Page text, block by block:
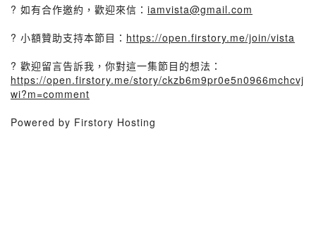
? 如有合作邀約，歡迎來信： iamvista@gmail.com
? 小額贊助支持本節目： https://open.firstory.me/join/vista
? 歡迎留言告訴我，你對這一集節目的想法：
https://open.firstory.me/story/ckzb6m9pr0e5n0966mchcvj
wi?m=comment
Powered by Firstory Hosting